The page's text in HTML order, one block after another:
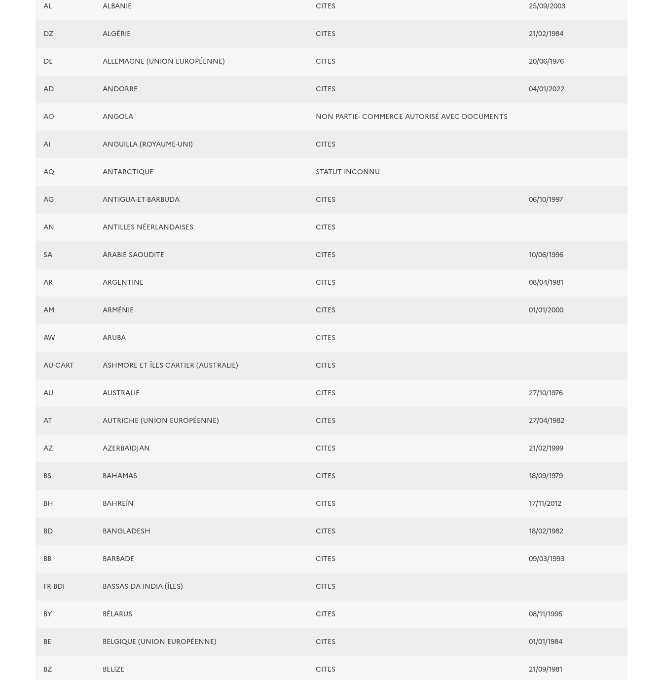
AL ALBANIE CITES 25/09/2003
DZ ALGÉRIE CITES 21/02/1984
DE ALLEMAGNE (UNION EUROPÉENNE) CITES 20/06/1976
AD ANDORRE CITES 04/01/2022
AO ANGOLA NON PARTIE- COMMERCE AUTORISÉ AVEC DOCUMENTS
AI ANGUILLA (ROYAUME-UNI) CITES
AQ ANTARCTIQUE STATUT INCONNU
AG ANTIGUA-ET-BARBUDA CITES 06/10/1997
AN ANTILLES NÉERLANDAISES CITES
SA ARABIE SAOUDITE CITES 10/06/1996
AR ARGENTINE CITES 08/04/1981
AM ARMÉNIE CITES 01/01/2000
AW ARUBA CITES
AU-CART ASHMORE ET ÎLES CARTIER (AUSTRALIE) CITES
AU AUSTRALIE CITES 27/10/1976
AT AUTRICHE (UNION EUROPÉENNE) CITES 27/04/1982
AZ AZERBAÏDJAN CITES 21/02/1999
BS BAHAMAS CITES 18/09/1979
BH BAHREÏN CITES 17/11/2012
BD BANGLADESH CITES 18/02/1982
BB BARBADE CITES 09/03/1993
FR-BDI BASSAS DA INDIA (ÎLES) CITES
BY BÉLARUS CITES 08/11/1995
BE BELGIQUE (UNION EUROPÉENNE) CITES 01/01/1984
BZ BELIZE CITES 21/09/1981